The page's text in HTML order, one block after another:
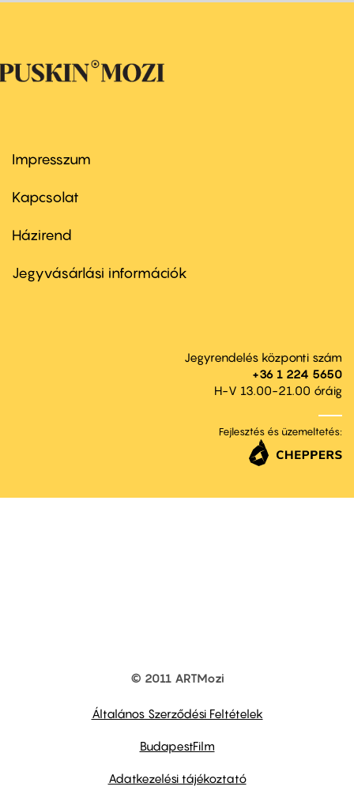
Footer
first
Impresszum
Kapcsolat
Footer
second
Házirend
Jegyvásárlási információk
Jegyrendelés központi szám
+36 1 224 5650
H-V 13.00-21.00 óráig
Fejlesztés és üzemeltetés:
© 2011 ARTMozi
Általános Szerződési Feltételek
BudapestFilm
Adatkezelési tájékoztató